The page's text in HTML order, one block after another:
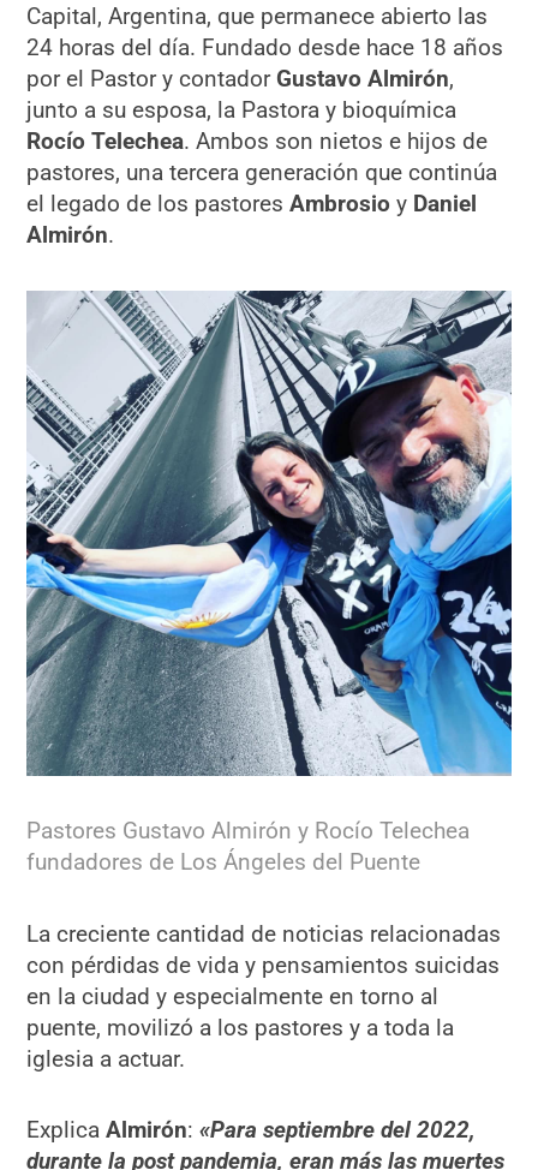
Capital, Argentina, que permanece abierto las
24 horas del día. Fundado desde hace 18 años
por el Pastor y contador Gustavo Almirón,
junto a su esposa, la Pastora y bioquímica
Rocío Telechea. Ambos son nietos e hijos de
pastores, una tercera generación que continúa
el legado de los pastoresAmbrosioy Daniel
Almirón.
Pastores Gustavo Almirón y Rocío Telechea
fundadores de Los Ángeles del Puente
La creciente cantidad de noticias relacionadas
con pérdidas de vida y pensamientos suicidas
en la ciudad y especialmente en torno al
puente, movilizó a los pastores y a toda la
iglesia a actuar.
ExplicaAlmirón: «Para septiembre del 2022,
durante la post pandemia, eran más las muertes